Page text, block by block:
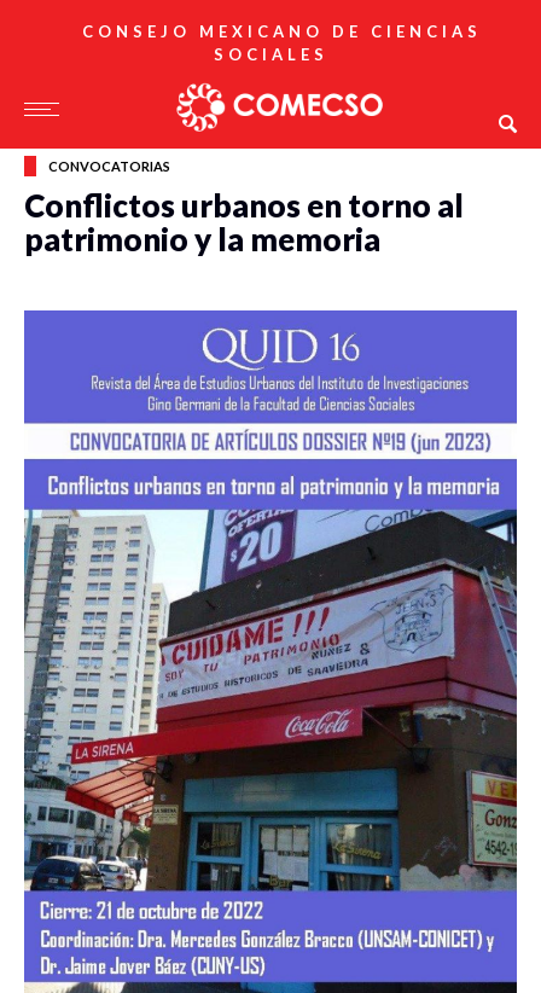
CONSEJO MEXICANO DE CIENCIAS
SOCIALES
CONVOCATORIAS
Conflictos urbanos en torno al
patrimonio y la memoria